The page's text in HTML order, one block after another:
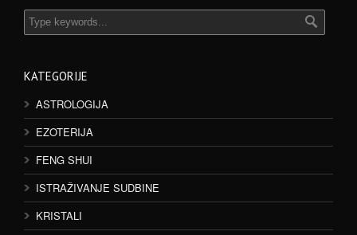
KATEGORIJE
ASTROLOGIJA
EZOTERIJA
FENG SHUI
ISTRAŽIVANJE SUDBINE
KRISTALI